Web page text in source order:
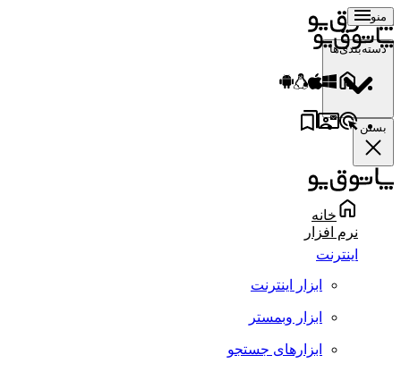
منو
دسته‌بندی‌ها
بستن
خانه
نرم افزار
اینترنت
ابزار اینترنت
ابزار وبمستر
ابزارهای جستجو